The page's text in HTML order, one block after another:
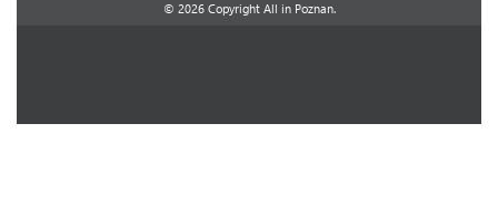
© 2026 Copyright All in Poznan.